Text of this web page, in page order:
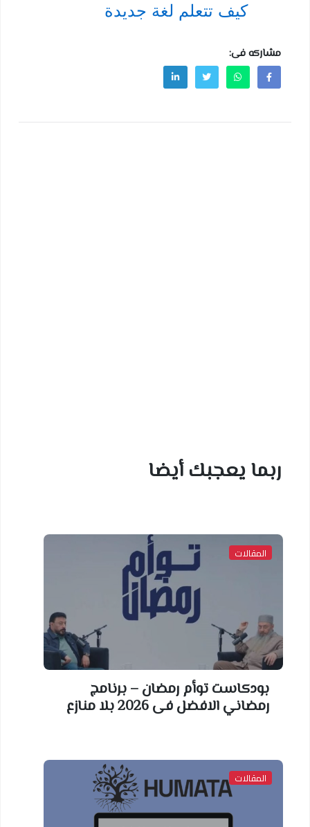
كيف تتعلم لغة جديدة
فى:
يعجبك أيضا
توأم رمضان – برنامج
الافضل فى 2026 بلا منازع